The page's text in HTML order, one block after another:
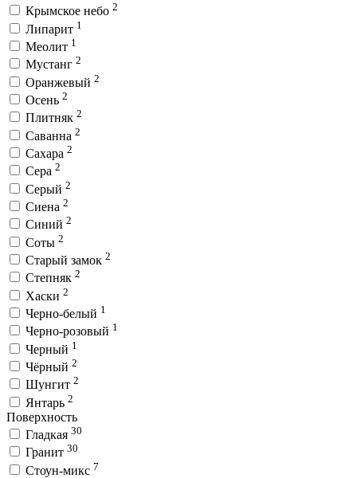
Крымское небо 2
Липарит 1
Меолит 1
Мустанг 2
Оранжевый 2
Осень 2
Плитняк 2
Саванна 2
Сахара 2
Сера 2
Серый 2
Сиена 2
Синий 2
Соты 2
Старый замок 2
Степняк 2
Хаски 2
Черно-белый 1
Черно-розовый 1
Черный 1
Чёрный 2
Шунгит 2
Янтарь 2
Поверхность
Гладкая 30
Гранит 30
Стоун-микс 7